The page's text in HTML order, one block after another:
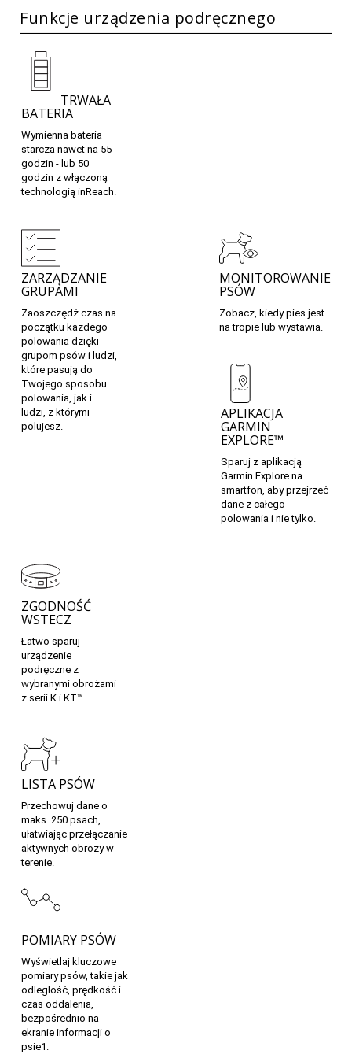
Funkcje urządzenia podręcznego
TRWAŁA
BATERIA
Wymienna bateria
starcza nawet na 55
godzin - lub 50
godzin z włączoną
technologią inReach.
ZARZĄDZANIE
GRUPAMI
Zaoszczędź czas na
początku każdego
polowania dzięki
grupom psów i ludzi,
które pasują do
Twojego sposobu
polowania, jak i
ludzi, z którymi
polujesz.
MONITOROWANIE
PSÓW
Zobacz, kiedy pies jest
na tropie lub wystawia.
APLIKACJA
GARMIN
EXPLORE™
Sparuj z aplikacją
Garmin Explore na
smartfon, aby przejrzeć
dane z całego
polowania i nie tylko.
ZGODNOŚĆ
WSTECZ
Łatwo sparuj
urządzenie
podręczne z
wybranymi obrożami
z serii K i KT™.
LISTA PSÓW
Przechowuj dane o
maks. 250 psach,
ułatwiając przełączanie
aktywnych obroży w
terenie.
POMIARY PSÓW
Wyświetlaj kluczowe
pomiary psów, takie jak
odległość, prędkość i
czas oddalenia,
bezpośrednio na
ekranie informacji o
psie1.